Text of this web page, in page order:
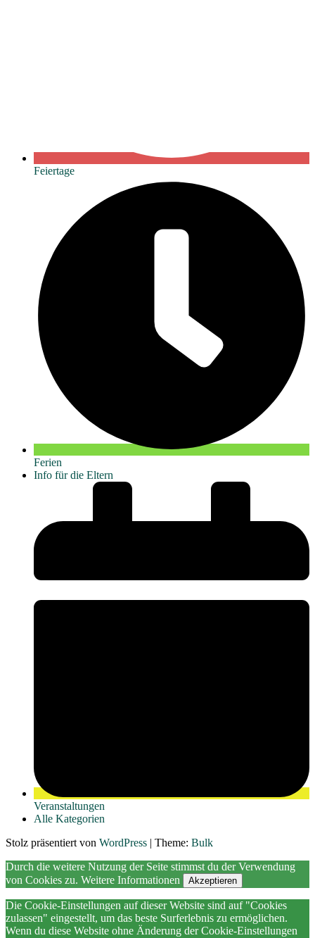
Feiertage
Ferien
Info für die Eltern
Veranstaltungen
Alle Kategorien
Stolz präsentiert von WordPress | Theme: Bulk
Durch die weitere Nutzung der Seite stimmst du der Verwendung
von Cookies zu. Weitere Informationen Akzeptieren
Die Cookie-Einstellungen auf dieser Website sind auf "Cookies
zulassen" eingestellt, um das beste Surferlebnis zu ermöglichen.
Wenn du diese Website ohne Änderung der Cookie-Einstellungen